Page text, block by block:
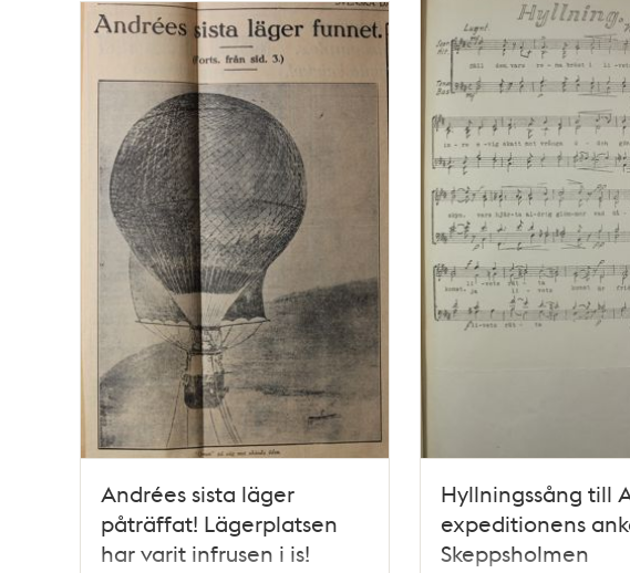
Andrées sista läger
påträffat! Lägerplatsen
har varit infrusen i is!
Hyllningssång till
expeditionens
Skeppsholmen